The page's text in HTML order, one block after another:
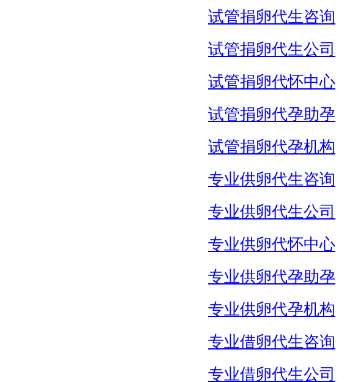
试管捐卵代生咨询
试管捐卵代生公司
试管捐卵代怀中心
试管捐卵代孕助孕
试管捐卵代孕机构
专业供卵代生咨询
专业供卵代生公司
专业供卵代怀中心
专业供卵代孕助孕
专业供卵代孕机构
专业借卵代生咨询
专业借卵代生公司